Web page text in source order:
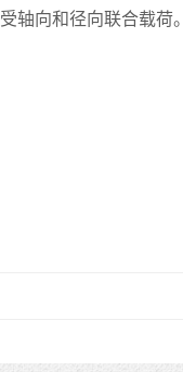
向和径向联合载荷。